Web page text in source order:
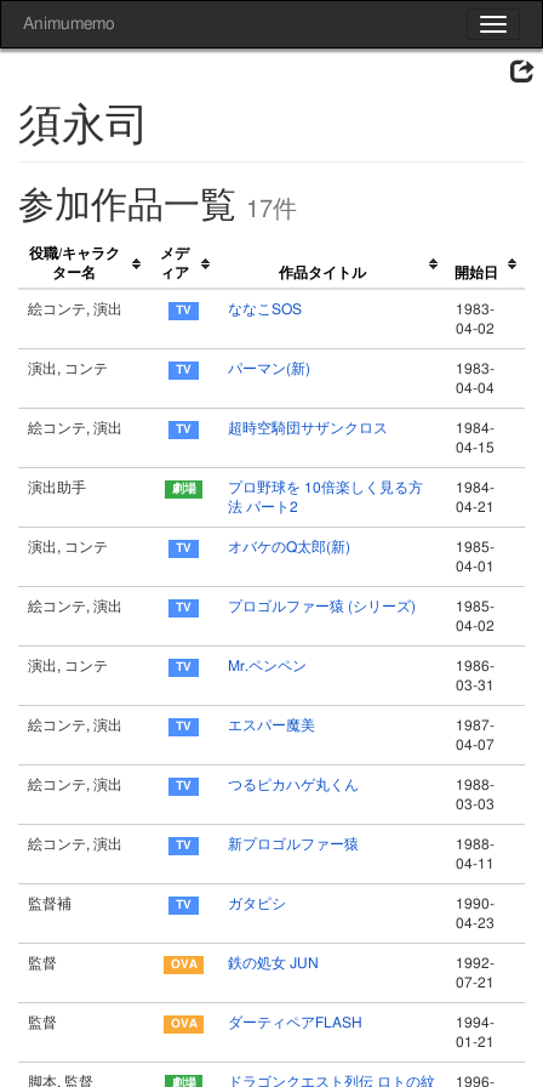
Toggle
Animumemo
須永司
参加作品一覧 17件
役職/キャラク
ター名
メデ
ィア
作品タイトル 開始日
絵コンテ, 演出 ななこSOS
1983-
04-02
演出, コンテ パーマン(新)
1983-
04-04
絵コンテ, 演出 超時空騎団サザンクロス
1984-
04-15
演出助手
プロ野球を 10倍楽しく見る方
法 パート2
1984-
04-21
演出, コンテ オバケのQ太郎(新)
1985-
04-01
絵コンテ, 演出 プロゴルファー猿 (シリーズ)
1985-
04-02
演出, コンテ Mr.ペンペン
1986-
03-31
絵コンテ, 演出 エスパー魔美
1987-
04-07
絵コンテ, 演出 つるピカハゲ丸くん
1988-
03-03
絵コンテ, 演出 新プロゴルファー猿
1988-
04-11
監督補 ガタピシ
1990-
04-23
監督 鉄の処女 JUN
1992-
07-21
監督 ダーティペアFLASH
1994-
01-21
脚本, 監督 ドラゴンクエスト列伝 ロトの紋 1996-